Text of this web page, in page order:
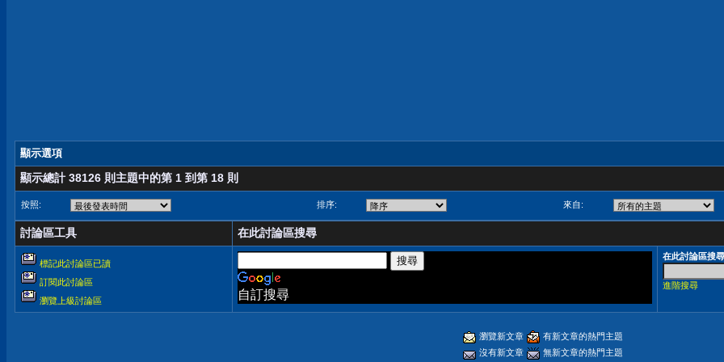
顯示選項
顯示總計 38126 則主題中的第 1 到第 18 則
按照: 排序: 來自:
討論區工具 在此討論區搜尋
標記此討論區已讀
訂閱此討論區
瀏覽上級討論區
自訂搜尋
在此討論區搜尋
進階搜尋
瀏覽新文章
有新文章的熱門主題
沒有新文章
無新文章的熱門主題